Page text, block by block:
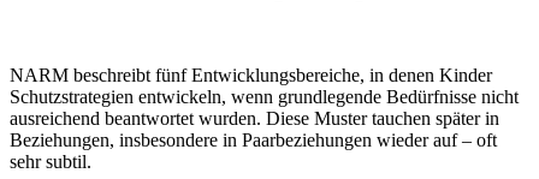
NARM beschreibt fünf Entwicklungsbereiche, in denen Kinder
Schutzstrategien entwickeln, wenn grundlegende Bedürfnisse nicht
ausreichend beantwortet wurden. Diese Muster tauchen später in
Beziehungen, insbesondere in Paarbeziehungen wieder auf – oft
sehr subtil.